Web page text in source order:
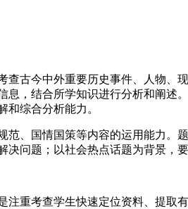
古今中外重要历史事件、人物、
，结合所学知识进行分析和阐
综合分析能力。
、国情国策等内容的运用能力。
问题；以社会热点话题为背景，
重考查学生快速定位资料、提取